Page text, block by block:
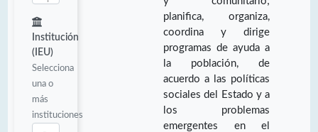
Institución
(IEU)
Selecciona
una o
más
instituciones
planifica, organiza,
coordina y dirige
programas de ayuda a
la población, de
acuerdo a las políticas
sociales del Estado y a
los problemas
emergentes en el